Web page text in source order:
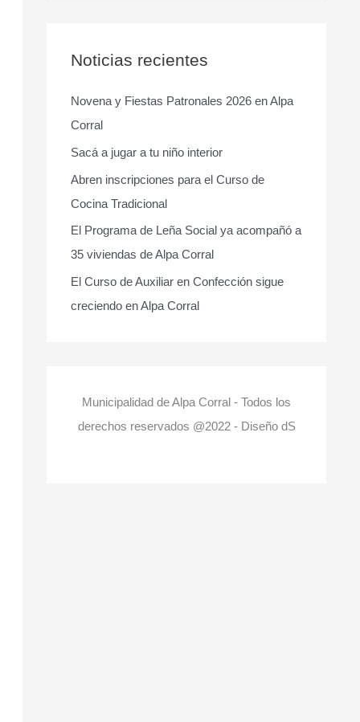
a
p
o
r
:
Noticias recientes
Novena y Fiestas Patronales 2026 en Alpa
Corral
Sacá a jugar a tu niño interior
Abren inscripciones para el Curso de
Cocina Tradicional
El Programa de Leña Social ya acompañó a
35 viviendas de Alpa Corral
El Curso de Auxiliar en Confección sigue
creciendo en Alpa Corral
Municipalidad de Alpa Corral - Todos los
derechos reservados @2022 - Diseño dS